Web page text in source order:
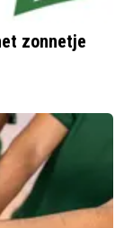
zonnetje